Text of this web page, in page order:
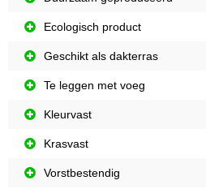
Ecologisch product
Geschikt als dakterras
Te leggen met voeg
Kleurvast
Krasvast
Vorstbestendig